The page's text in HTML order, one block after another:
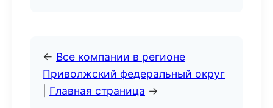
← Все компании в регионе
Приволжский федеральный округ
Главная страница →